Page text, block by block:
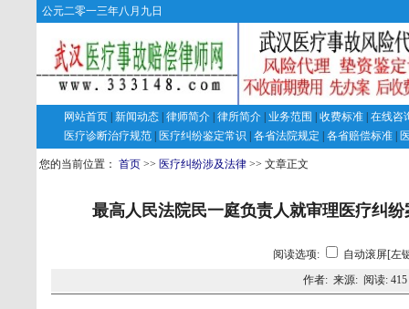
公元二零一三年八月九日
网站首页 新闻动态 律师简介 律所简介 业务范围 收费标准 在线咨
医疗诊断治疗规范
医疗纠纷鉴定常识 各省法院规定 各省赔偿标准
您的当前位置： 首页 >> 医疗纠纷涉及法律 >> 文章正文
最高人民法院民一庭负责人就审理医疗纠
阅读选项:
自动滚屏[左
作者: 来源: 阅读: 415